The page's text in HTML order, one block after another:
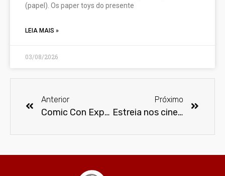
(papel). Os paper toys do presente
LEIA MAIS »
03/08/2026
Anterior
Comic Con Experience 2015 anuncia Caity Lotz, a Canário Branco de Legends of Tomorrow
Próximo
Estreia nos cinemas a nova versão de Poltergeist